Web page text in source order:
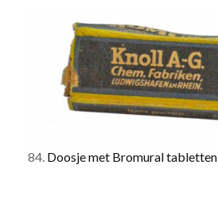
84. Doosje met Bromural tabletten